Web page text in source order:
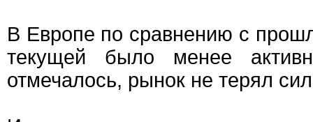
В Европе по сравнению с
текущей было менее
отмечалось, рынок не терял